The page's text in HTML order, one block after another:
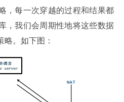
，每一次穿越的过程和结果都
，我们会周期性地将这些数据
。如下图：